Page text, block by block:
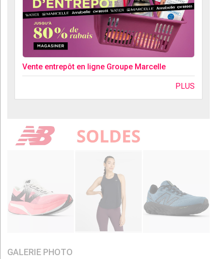
Vente entrepôt en ligne Groupe Marcelle
PLUS
GALERIE PHOTO